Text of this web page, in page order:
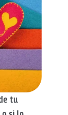
tu